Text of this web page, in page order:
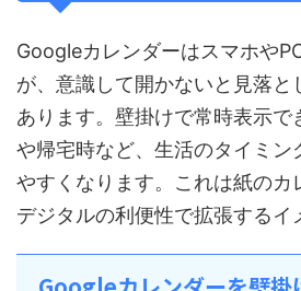
Googleカレンダーはスマホや
が、意識して開かないと見落と
あります。壁掛けで常時表示で
や帰宅時など、生活のタイミン
やすくなります。これは紙のカ
デジタルの利便性で拡張するイ